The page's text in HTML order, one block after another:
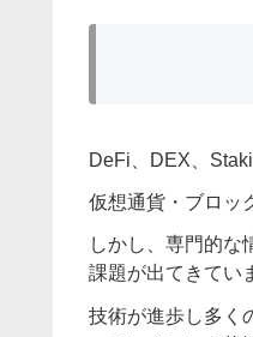
DeFi、DEX、
仮想通貨・ブロッ
しかし、専門的な
課題が出てきてい
技術が進歩し多く